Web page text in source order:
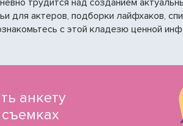
трудится над созданием
для актеров, подборки лайфхаков,
с этой кладезю ценной
анкету